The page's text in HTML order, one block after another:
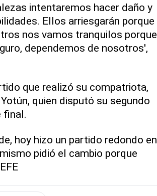
intentaremos hacer daño y
Ellos arriesgarán porque
nos vamos tranquilos porque
dependemos de nosotros',
que realizó su compatriota,
quien disputó su segundo
final.
hoy hizo un partido redondo en
pidió el cambio porque